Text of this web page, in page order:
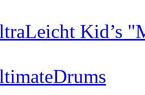
Kid’s